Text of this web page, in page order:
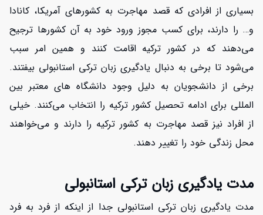
بسیاری از افرادی که قصد مهاجرت به کشورهای آمریکا، کانادا
و… را دارند، برای کسب مجوز ورود خود به آن کشورها ترجیح
می‌دهند که در کشور ترکیه اقامت کنند و همین امر سبب
می‌شود تا برخی به دنبال یادگیری زبان ترکی استانبولی بیفتند.
برخی از دانشجویان به دلیل وجود دانشگاه های معتبر بین
المللی برای ادامه تحصیل کشور ترکیه را انتخاب می‌کنند. خیلی
از افراد نیز قصد مهاجرت به کشور ترکیه را دارند و می‌خواهند
محل زندگی خود را تغییر دهند.
مدت یادگیری زبان ترکی استانبولی
مدت یادگیری زبان ترکی استانبولی جدا از اینکه از فرد به فرد
افزایش اعتبار